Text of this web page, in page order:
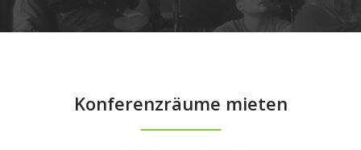
Konferenzräume mieten